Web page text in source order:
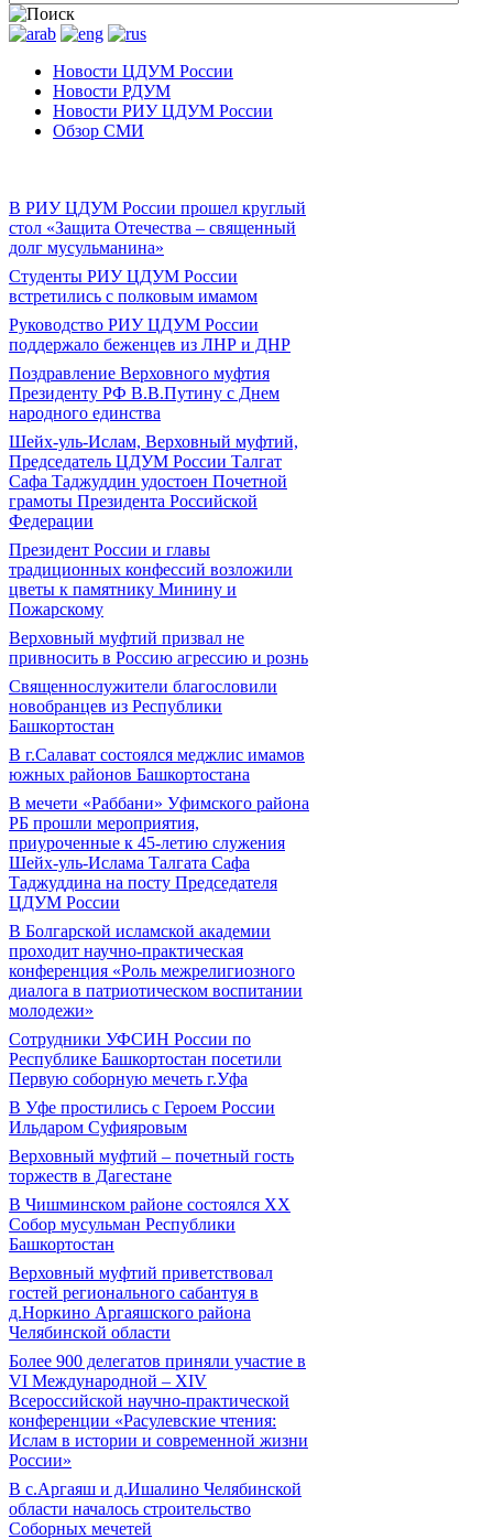
Новости ЦДУМ России
Новости РДУМ
Новости РИУ ЦДУМ России
Обзор СМИ
В РИУ ЦДУМ России прошел круглый
стол «Защита Отечества – священный
долг мусульманина»
Студенты РИУ ЦДУМ России
встретились с полковым имамом
Руководство РИУ ЦДУМ России
поддержало беженцев из ЛНР и ДНР
Поздравление Верховного муфтия
Президенту РФ В.В.Путину с Днем
народного единства
Шейх-уль-Ислам, Верховный муфтий,
Председатель ЦДУМ России Талгат
Сафа Таджуддин удостоен Почетной
грамоты Президента Российской
Федерации
Президент России и главы
традиционных конфессий возложили
цветы к памятнику Минину и
Пожарскому
Верховный муфтий призвал не
привносить в Россию агрессию и рознь
Священнослужители благословили
новобранцев из Республики
Башкортостан
В г.Салават состоялся меджлис имамов
южных районов Башкортостана
В мечети «Раббани» Уфимского района
РБ прошли мероприятия,
приуроченные к 45-летию служения
Шейх-уль-Ислама Талгата Сафа
Таджуддина на посту Председателя
ЦДУМ России
В Болгарской исламской академии
проходит научно-практическая
конференция «Роль межрелигиозного
диалога в патриотическом воспитании
молодежи»
Сотрудники УФСИН России по
Республике Башкортостан посетили
Первую соборную мечеть г.Уфа
В Уфе простились с Героем России
Ильдаром Суфияровым
Верховный муфтий – почетный гость
торжеств в Дагестане
В Чишминском районе состоялся XX
Собор мусульман Республики
Башкортостан
Верховный муфтий приветствовал
гостей регионального сабантуя в
д.Норкино Аргаяшского района
Челябинской области
Более 900 делегатов приняли участие в
VI Международной – ХIV
Всероссийской научно-практической
конференции «Расулевские чтения:
Ислам в истории и современной жизни
России»
В с.Аргаяш и д.Ишалино Челябинской
области началось строительство
Соборных мечетей